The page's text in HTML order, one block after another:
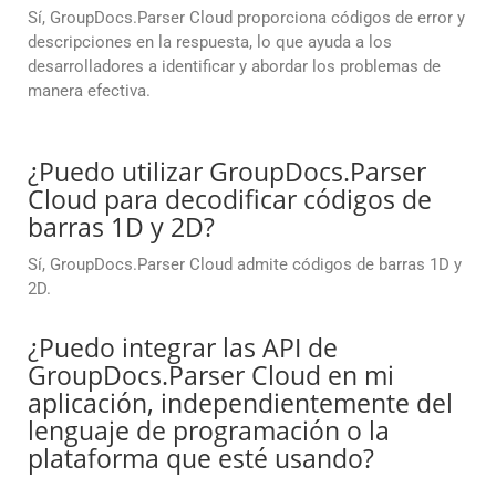
Sí, GroupDocs.Parser Cloud proporciona códigos de error y
descripciones en la respuesta, lo que ayuda a los
desarrolladores a identificar y abordar los problemas de
manera efectiva.
¿Puedo utilizar GroupDocs.Parser
Cloud para decodificar códigos de
barras 1D y 2D?
Sí, GroupDocs.Parser Cloud admite códigos de barras 1D y
2D.
¿Puedo integrar las API de
GroupDocs.Parser Cloud en mi
aplicación, independientemente del
lenguaje de programación o la
plataforma que esté usando?